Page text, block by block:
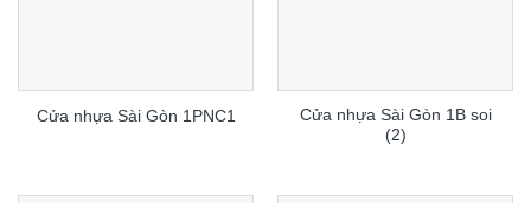
Cửa nhựa Sài Gòn 1PNC1
Cửa nhựa Sài Gòn 1B soi
(2)